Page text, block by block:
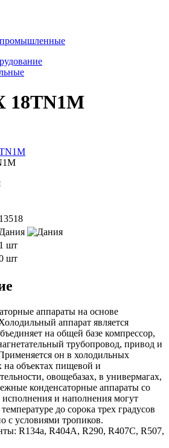
18TN1M
13518
Дания
1 шт
шт
аппараты на основе
аппарат является
на общей базе компрессор,
трубопровод, привод и
он в холодильных
на объектах пищевой и
овощебазах, в универмагах,
конденсаторные аппараты со
и наполнения могут
до сорока трех градусов
с условиями тропиков.
R134a, R404A, R290, R407C, R507,